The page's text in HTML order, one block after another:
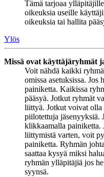
Tämä tarjoaa
oikeuksia useille
oikeuksia tai hallita
Ylös
Missä ovat käyttäjäryhmät
Voit nähdä kaikki
omissa asetuksissa.
painiketta. Kaikissa
pääsyä. Jotkut ryhmät
liittyä. Jotkut voivat olla
piilotettuja jäsenyyksiä.
klikkaamalla painiketta.
liittymistä varten, voit
painiketta. Ryhmän
saattaa kysyä miksi
ryhmän ylläpitäjiä jos
syynsä.